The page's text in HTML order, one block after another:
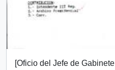
[Oficio del Jefe de